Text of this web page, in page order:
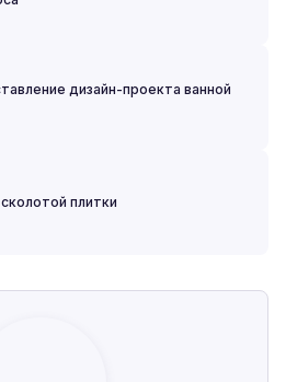
дизайн-проекта ванной
плитки